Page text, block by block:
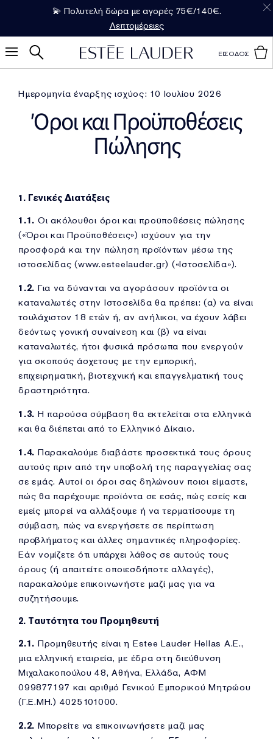
💫 Πολυτελή δώρα με αγορές 75€/140€.
Λεπτομέρειες
ΕΙΣΟΔΟΣ
Ημερομηνία έναρξης ισχύος: 10 Ιουλίου 2026
Όροι και Προϋποθέσεις
Πώλησης
1. Γενικές Διατάξεις
1.1. Οι ακόλουθοι όροι και προϋποθέσεις πώλησης
(«Όροι και Προϋποθέσεις») ισχύουν για την
προσφορά και την πώληση προϊόντων μέσω της
ιστοσελίδας (www.esteelauder.gr) («Ιστοσελίδα»).
1.2. Για να δύνανται να αγοράσουν προϊόντα οι
καταναλωτές στην Ιστοσελίδα θα πρέπει: (α) να είναι
τουλάχιστον 18 ετών ή, αν ανήλικοι, να έχουν λάβει
δεόντως γονική συναίνεση και (β) να είναι
καταναλωτές, ήτοι φυσικά πρόσωπα που ενεργούν
για σκοπούς άσχετους με την εμπορική,
επιχειρηματική, βιοτεχνική και επαγγελματική τους
δραστηριότητα.
1.3. Η παρούσα σύμβαση θα εκτελείται στα ελληνικά
και θα διέπεται από το Ελληνικό Δίκαιο.
1.4. Παρακαλούμε διαβάστε προσεκτικά τους όρους
αυτούς πριν από την υποβολή της παραγγελίας σας
σε εμάς. Αυτοί οι όροι σας δηλώνουν ποιοι είμαστε,
πώς θα παρέχουμε προϊόντα σε εσάς, πώς εσείς και
εμείς μπορεί να αλλάξουμε ή να τερματίσουμε τη
σύμβαση, πώς να ενεργήσετε σε περίπτωση
προβλήματος και άλλες σημαντικές πληροφορίες.
Εάν νομίζετε ότι υπάρχει λάθος σε αυτούς τους
όρους (ή απαιτείτε οποιεσδήποτε αλλαγές),
παρακαλούμε επικοινωνήστε μαζί μας για να
συζητήσουμε.
2. Ταυτότητα του Προμηθευτή
2.1. Προμηθευτής είναι η Estee Lauder Hellas Α.Ε.,
μια ελληνική εταιρεία, με έδρα στη διεύθυνση
Μιχαλακοπούλου 48, Αθήνα, Ελλάδα, ΑΦΜ
099877197 και αριθμό Γενικού Εμπορικού Μητρώου
(Γ.Ε.ΜΗ.) 4025101000.
2.2. Μπορείτε να επικοινωνήσετε μαζί μας